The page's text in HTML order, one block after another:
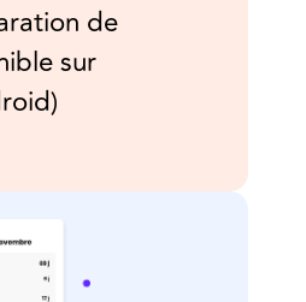
de
sur